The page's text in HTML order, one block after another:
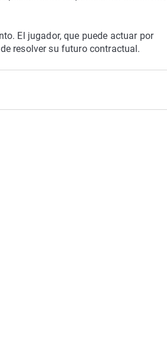
El jugador, que puede actuar por
resolver su futuro contractual.